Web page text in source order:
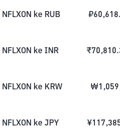
NFLXON ke RUB ₽
NFLXON ke INR ₹
NFLXON ke KRW ₩
NFLXON ke JPY ¥